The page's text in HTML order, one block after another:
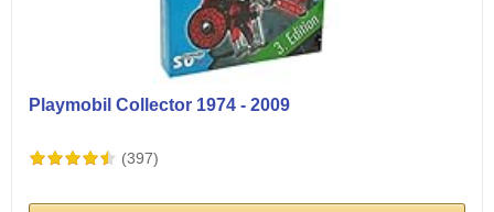
Playmobil Collector 1974 - 2009
(397)